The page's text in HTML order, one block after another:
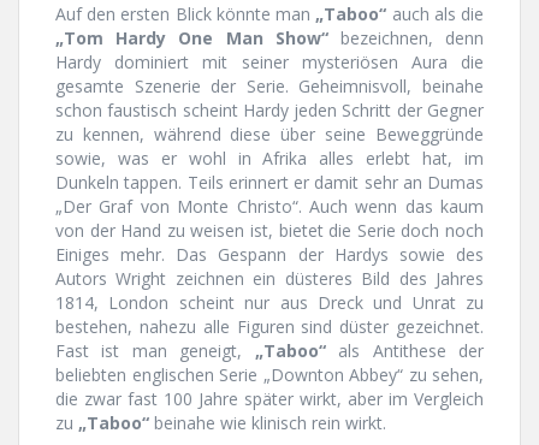
Auf den ersten Blick könnte man „Taboo“ auch als die
„Tom Hardy One Man Show“bezeichnen, denn
Hardy dominiert mit seiner mysteriösen Aura die
gesamte Szenerie der Serie. Geheimnisvoll, beinahe
schon faustisch scheint Hardy jeden Schritt der Gegner
zu kennen, während diese über seine Beweggründe
sowie, was er wohl in Afrika alles erlebt hat, im
Dunkeln tappen. Teils erinnert er damit sehr an Dumas
„Der Graf von Monte Christo“. Auch wenn das kaum
von der Hand zu weisen ist, bietet die Serie doch noch
Einiges mehr. Das Gespann der Hardys sowie des
Autors Wright zeichnen ein düsteres Bild des Jahres
1814, London scheint nur aus Dreck und Unrat zu
bestehen, nahezu alle Figuren sind düster gezeichnet.
Fast ist man geneigt, „Taboo“als Antithese der
beliebten englischen Serie „Downton Abbey“ zu sehen,
die zwar fast 100 Jahre später wirkt, aber im Vergleich
zu „Taboo“ beinahe wie klinisch rein wirkt.